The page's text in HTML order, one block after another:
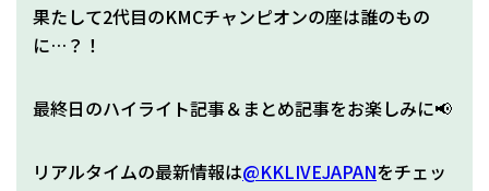
果たして2代目のKMCチャンピオンの座は誰のもの
に…？！
最終日のハイライト記事＆まとめ記事をお楽しみに📢
リアルタイムの最新情報は@KKLIVEJAPANをチェッ